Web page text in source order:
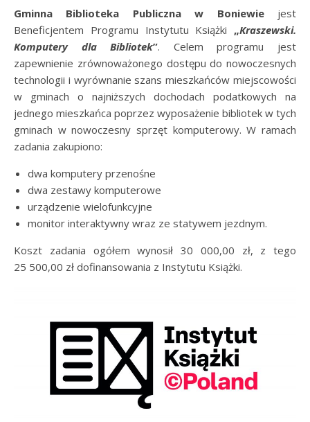
Gminna Biblioteka Publiczna w Boniewiejest
Beneficjentem Programu Instytutu Książki „Kraszewski.
Komputery dla Bibliotek”. Celem programu jest
zapewnienie zrównoważonego dostępu do nowoczesnych
technologii i wyrównanie szans mieszkańców miejscowości
w gminach o najniższych dochodach podatkowych na
jednego mieszkańca poprzez wyposażenie bibliotek w tych
gminach w nowoczesny sprzęt komputerowy. W ramach
zadania zakupiono:
dwa komputery przenośne
dwa zestawy komputerowe
urządzenie wielofunkcyjne
monitor interaktywny wraz ze statywem jezdnym.
Koszt zadania ogółem wynosił 30 000,00 zł, z tego
25 500,00 zł dofinansowania z Instytutu Książki.